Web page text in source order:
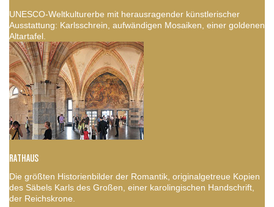
UNESCO-Weltkulturerbe mit herausragender künstlerischer
Ausstattung: Karlsschrein, aufwändigen Mosaiken, einer goldenen
Altartafel.
RATHAUS
Die größten Historienbilder der Romantik, originalgetreue Kopien
des Säbels Karls des Großen, einer karolingischen Handschrift,
der Reichskrone.